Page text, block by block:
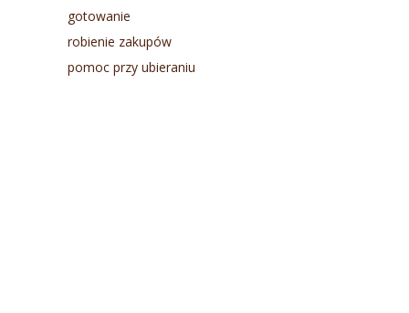
gotowanie
robienie zakupów
pomoc przy ubieraniu